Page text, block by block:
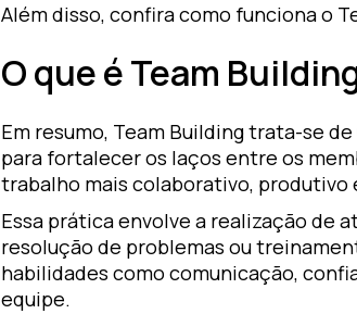
Além disso, confira como funciona o
O que é Team
Em resumo, Team Building trata-se
para fortalecer os laços entre os
trabalho mais colaborativo, produtivo
Essa prática envolve a realização de
resolução de problemas ou
habilidades como comunicação,
equipe.